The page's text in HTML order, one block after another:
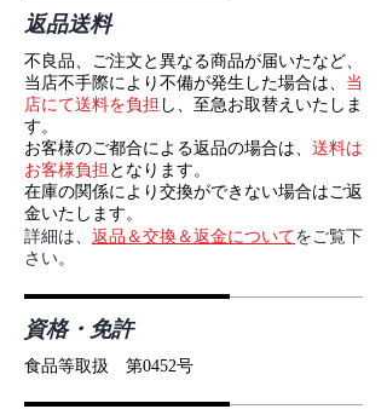
返品送料
不良品、ご注文と異なる商品が届いたなど、
当店不手際により不備が発生した場合は、 当
店にて送料を負担 し、至急お取替えいたしま
す。
お客様のご都合による返品の場合は、 送料は
お客様負担 となります。
在庫の関係により交換ができない場合はご返
金いたします。
詳細は、 返品＆交換＆返金についてをご覧下
さい。
資格・免許
食品等取扱 第0452号